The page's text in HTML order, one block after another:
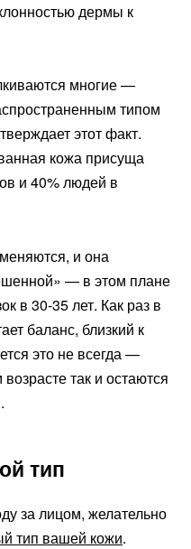
дермы к
многие —
типом
этот факт.
кожа присуща
и 40% людей в
и она
— в этом плане
в 30-35 лет. Как раз в
баланс, близкий к
это не всегда —
так и остаются
тип
за лицом, желательно
тип вашей кожи.